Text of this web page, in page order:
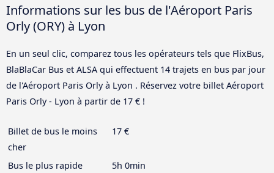
Informations sur les bus de l'Aéroport Paris
Orly (ORY) à Lyon
En un seul clic, comparez tous les opérateurs tels que FlixBus,
BlaBlaCar Bus et ALSA qui effectuent 14 trajets en bus par jour
de l'Aéroport Paris Orly à Lyon . Réservez votre billet Aéroport
Paris Orly - Lyon à partir de 17 € !
Billet de bus le moins
cher
17 €
Bus le plus rapide
5h 0min